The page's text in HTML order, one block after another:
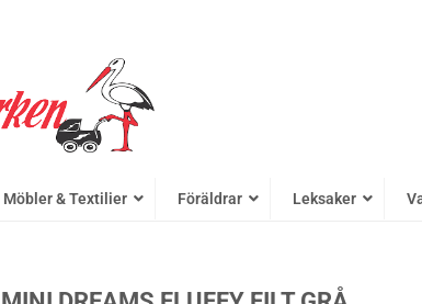
Möbler & Textilier Föräldrar Leksaker